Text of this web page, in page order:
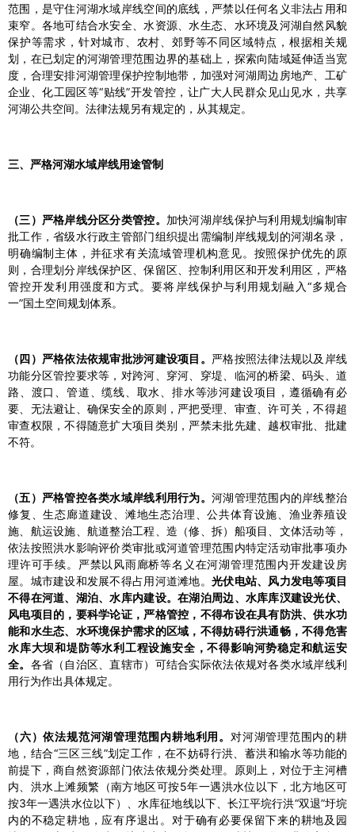
范围，是守住河湖水域岸线空间的底线，严禁以任何名义非法占用和
束窄。各地可结合水安全、水资源、水生态、水环境及河湖自然风貌
保护等需求，针对城市、农村、郊野等不同区域特点，根据相关规
划，在已划定的河湖管理范围边界的基础上，探索向陆域延伸适当宽
度，合理安排河湖管理保护控制地带，加强对河湖周边房地产、工矿
企业、化工园区等“贴线”开发管控，让广大人民群众见山见水，共享
河湖公共空间。法律法规另有规定的，从其规定。
三、严格河湖水域岸线用途管制
（三）严格岸线分区分类管控。 加快河湖岸线保护与利用规划编制审
批工作，省级水行政主管部门组织提出需编制岸线规划的河湖名录，
明确编制主体，并征求有关流域管理机构意见。按照保护优先的原
则，合理划分岸线保护区、保留区、控制利用区和开发利用区，严格
管控开发利用强度和方式。要将岸线保护与利用规划融入“多规合
一”国土空间规划体系。
（四）严格依法依规审批涉河建设项目。 严格按照法律法规以及岸线
功能分区管控要求等，对跨河、穿河、穿堤、临河的桥梁、码头、道
路、渡口、管道、缆线、取水、排水等涉河建设项目，遵循确有必
要、无法避让、确保安全的原则，严把受理、审查、许可关，不得超
审查权限，不得随意扩大项目类别，严禁未批先建、越权审批、批建
不符。
（五）严格管控各类水域岸线利用行为。 河湖管理范围内的岸线整治
修复、生态廊道建设、滩地生态治理、公共体育设施、渔业养殖设
施、航运设施、航道整治工程、造（修、拆）船项目、文体活动等，
依法按照洪水影响评价类审批或河道管理范围内特定活动审批事项办
理许可手续。严禁以风雨廊桥等名义在河湖管理范围内开发建设房
屋。城市建设和发展不得占用河道滩地。 光伏电站、风力发电等项目
不得在河道、湖泊、水库内建设。在湖泊周边、水库库汊建设光伏、
风电项目的，要科学论证，严格管控，不得布设在具有防洪、供水功
能和水生态、水环境保护需求的区域，不得妨碍行洪通畅，不得危害
水库大坝和堤防等水利工程设施安全，不得影响河势稳定和航运安
全。 各省（自治区、直辖市）可结合实际依法依规对各类水域岸线利
用行为作出具体规定。
（六）依法规范河湖管理范围内耕地利用。 对河湖管理范围内的耕
地，结合“三区三线”划定工作，在不妨碍行洪、蓄洪和输水等功能的
前提下，商自然资源部门依法依规分类处理。原则上，对位于主河槽
内、洪水上滩频繁（南方地区可按5年一遇洪水位以下，北方地区可
按3年一遇洪水位以下）、水库征地线以下、长江平垸行洪“双退”圩垸
内的不稳定耕地，应有序退出。对于确有必要保留下来的耕地及园